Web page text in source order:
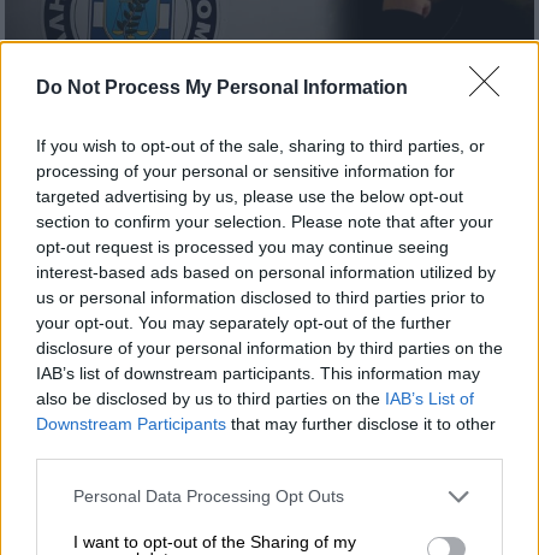
Do Not Process My Personal Information
If you wish to opt-out of the sale, sharing to third parties, or
processing of your personal or sensitive information for
targeted advertising by us, please use the below opt-out
section to confirm your selection. Please note that after your
opt-out request is processed you may continue seeing
interest-based ads based on personal information utilized by
us or personal information disclosed to third parties prior to
your opt-out. You may separately opt-out of the further
disclosure of your personal information by third parties on the
IAB’s list of downstream participants. This information may
also be disclosed by us to third parties on the IAB’s List of
Downstream Participants that may further disclose it to other
Please note that this website/app uses one or more Google
not limited to your visit or usage behaviour. You may click to
Personal Data Processing Opt Outs
I want to opt-out of the Sharing of my
Ελλάδα|10.04.2021 13:35
Εξαφάνιση 19χρονης στο Κορωπί: Τι
έδειξε η Google για ηλεκτρονικά ίχνη
Νέα στοιχεία για την εξαφάνιση της
19χρονης στο Κορωπί έφερε στην επιφάνεια
η εκπομπή «Φως στο Τούνελ»